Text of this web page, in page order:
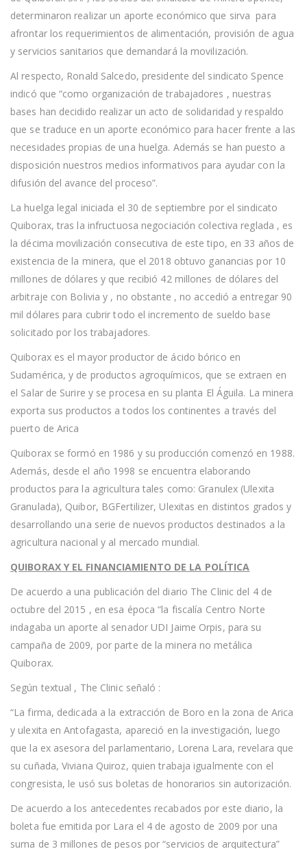
determinaron realizar un aporte económico que sirva para
afrontar los requerimientos de alimentación, provisión de agua
y servicios sanitarios que demandará la movilización.
Al respecto, Ronald Salcedo, presidente del sindicato Spence
indicó que “como organización de trabajadores , nuestras
bases han decidido realizar un acto de solidaridad y respaldo
que se traduce en un aporte económico para hacer frente a las
necesidades propias de una huelga. Además se han puesto a
disposición nuestros medios informativos para ayudar con la
difusión del avance del proceso”.
La huelga legal iniciada el 30 de septiembre por el sindicato
Quiborax, tras la infructuosa negociación colectiva reglada , es
la décima movilización consecutiva de este tipo, en 33 años de
existencia de la minera, que el 2018 obtuvo ganancias por 10
millones de dólares y que recibió 42 millones de dólares del
arbitraje con Bolivia y , no obstante , no accedió a entregar 90
mil dólares para cubrir todo el incremento de sueldo base
solicitado por los trabajadores.
Quiborax es el mayor productor de ácido bórico en
Sudamérica, y de productos agroquímicos, que se extraen en
el Salar de Surire y se procesa en su planta El Águila. La minera
exporta sus productos a todos los continentes a través del
puerto de Arica
Quiborax se formó en 1986 y su producción comenzó en 1988.
Además, desde el año 1998 se encuentra elaborando
productos para la agricultura tales como: Granulex (Ulexita
Granulada), Quibor, BGFertilizer, Ulexitas en distintos grados y
desarrollando una serie de nuevos productos destinados a la
agricultura nacional y al mercado mundial.
QUIBORAX Y EL FINANCIAMIENTO DE LA POLÍTICA
De acuerdo a una publicación del diario The Clinic del 4 de
octubre del 2015 , en esa época “la fiscalía Centro Norte
indagaba un aporte al senador UDI Jaime Orpis, para su
campaña de 2009, por parte de la minera no metálica
Quiborax.
Según textual , The Clinic señaló :
“La firma, dedicada a la extracción de Boro en la zona de Arica
y ulexita en Antofagasta, apareció en la investigación, luego
que la ex asesora del parlamentario, Lorena Lara, revelara que
su cuñada, Viviana Quiroz, quien trabaja igualmente con el
congresista, le usó sus boletas de honorarios sin autorización.
De acuerdo a los antecedentes recabados por este diario, la
boleta fue emitida por Lara el 4 de agosto de 2009 por una
suma de 3 millones de pesos por “servicios de arquitectura”